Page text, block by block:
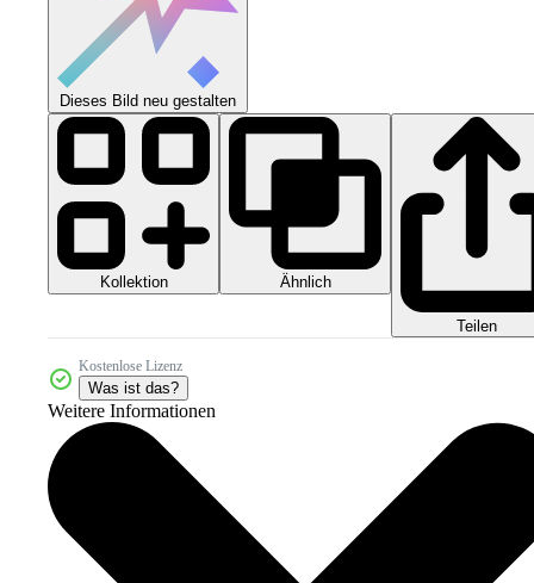
Dieses Bild neu gestalten
Kollektion Ähnlich
Teilen
Kostenlose Lizenz
Was ist das?
Weitere Informationen